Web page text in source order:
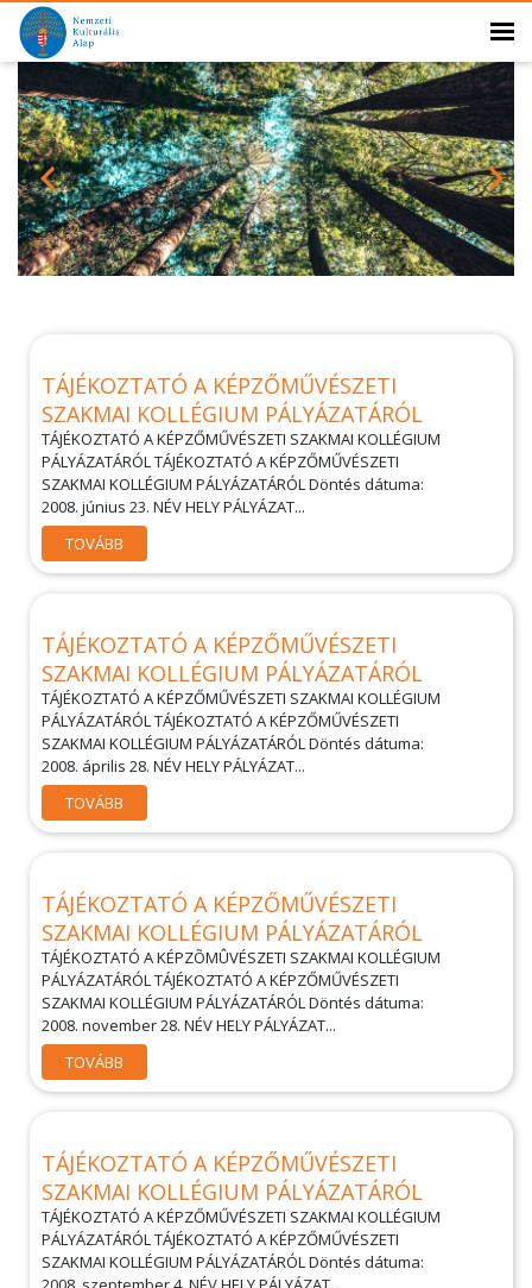
TÁJÉKOZTATÓ A KÉPZŐMŰVÉSZETI
SZAKMAI KOLLÉGIUM PÁLYÁZATÁRÓL
TÁJÉKOZTATÓ A KÉPZŐMŰVÉSZETI SZAKMAI KOLLÉGIUM
PÁLYÁZATÁRÓL TÁJÉKOZTATÓ A KÉPZŐMŰVÉSZETI
SZAKMAI KOLLÉGIUM PÁLYÁZATÁRÓL Döntés dátuma:
2008. június 23. NÉV HELY PÁLYÁZAT...
TOVÁBB
TÁJÉKOZTATÓ A KÉPZŐMŰVÉSZETI
SZAKMAI KOLLÉGIUM PÁLYÁZATÁRÓL
TÁJÉKOZTATÓ A KÉPZŐMŰVÉSZETI SZAKMAI KOLLÉGIUM
PÁLYÁZATÁRÓL TÁJÉKOZTATÓ A KÉPZŐMŰVÉSZETI
SZAKMAI KOLLÉGIUM PÁLYÁZATÁRÓL Döntés dátuma:
2008. április 28. NÉV HELY PÁLYÁZAT...
TOVÁBB
TÁJÉKOZTATÓ A KÉPZŐMŰVÉSZETI
SZAKMAI KOLLÉGIUM PÁLYÁZATÁRÓL
TÁJÉKOZTATÓ A KÉPZÕMÛVÉSZETI SZAKMAI KOLLÉGIUM
PÁLYÁZATÁRÓL TÁJÉKOZTATÓ A KÉPZŐMŰVÉSZETI
SZAKMAI KOLLÉGIUM PÁLYÁZATÁRÓL Döntés dátuma:
2008. november 28. NÉV HELY PÁLYÁZAT...
TOVÁBB
TÁJÉKOZTATÓ A KÉPZŐMŰVÉSZETI
SZAKMAI KOLLÉGIUM PÁLYÁZATÁRÓL
TÁJÉKOZTATÓ A KÉPZŐMŰVÉSZETI SZAKMAI KOLLÉGIUM
PÁLYÁZATÁRÓL TÁJÉKOZTATÓ A KÉPZŐMŰVÉSZETI
SZAKMAI KOLLÉGIUM PÁLYÁZATÁRÓL Döntés dátuma: